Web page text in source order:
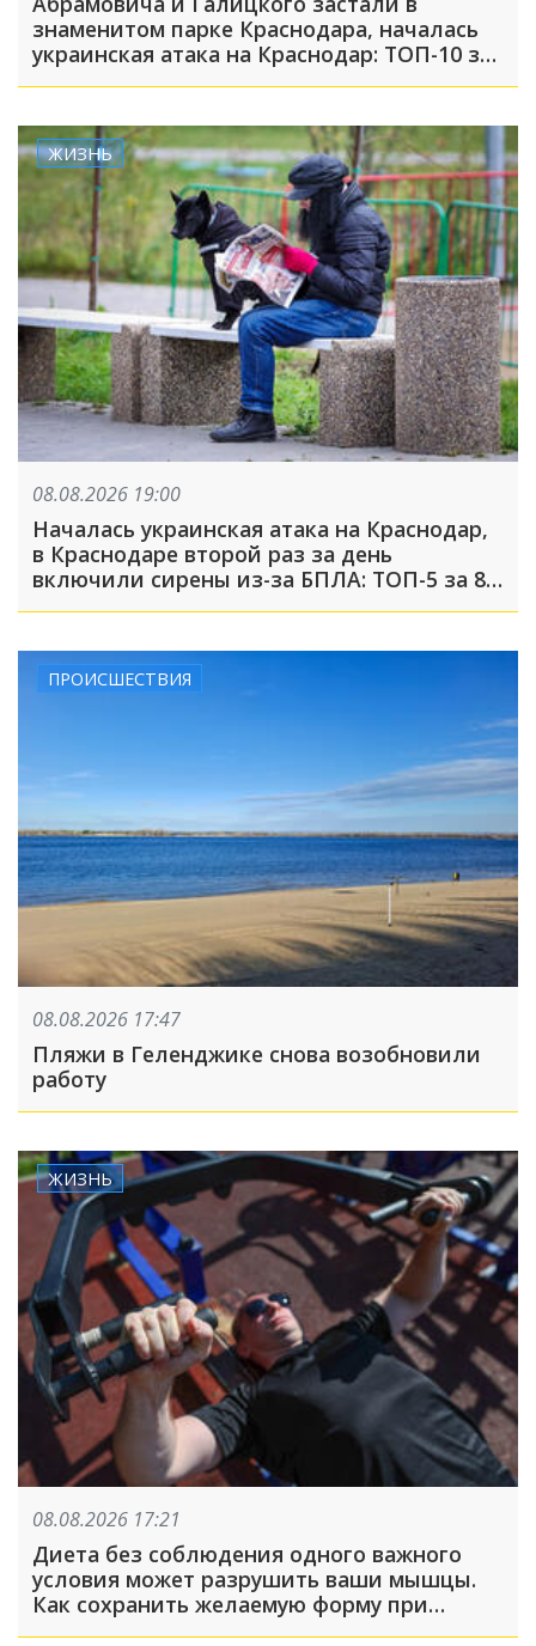
знаменитом парке Краснодара, началась
украинская атака на Краснодар: ТОП-10 за
неделю
ЖИЗНЬ
08.08.2026 19:00
Началась украинская атака на Краснодар,
в Краснодаре второй раз за день
включили сирены из-за БПЛА: ТОП-5 за 8
августа
ПРОИСШЕСТВИЯ
08.08.2026 17:47
Пляжи в Геленджике снова возобновили
работу
ЖИЗНЬ
08.08.2026 17:21
Диета без соблюдения одного важного
условия может разрушить ваши мышцы.
Как сохранить желаемую форму при
похудении?